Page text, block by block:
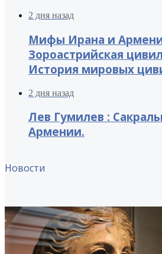
2 дня назад
Мифы Ирана и
Зороастрийская
История мировых
2 дня назад
Лев Гумилев :
Армении.
Новости